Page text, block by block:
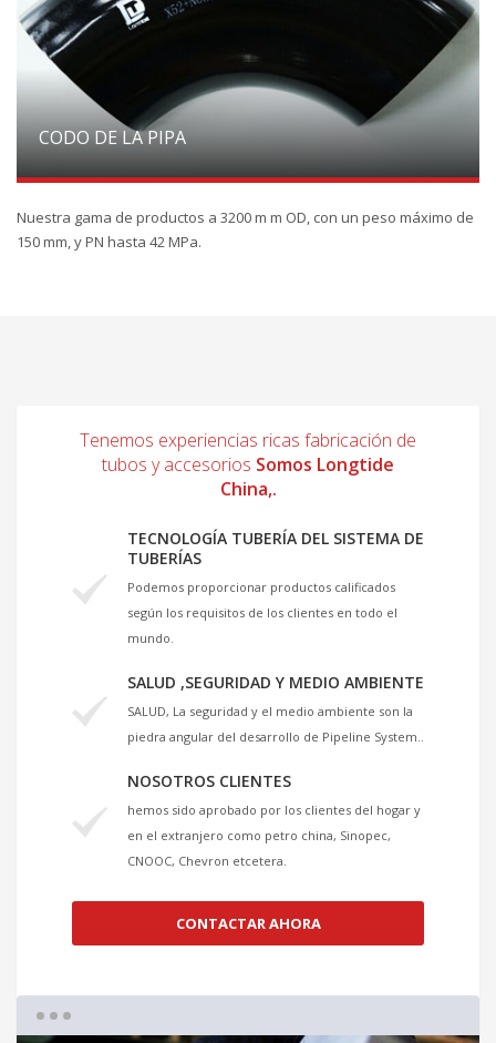
CODO DE LA PIPA
Nuestra gama de productos a 3200 m m OD, con un peso máximo de
150 mm, y PN hasta 42 MPa.
Tenemos experiencias ricas fabricación de
tubos y accesorios Somos Longtide
China,.
TECNOLOGÍA TUBERÍA DEL SISTEMA DE
TUBERÍAS
Podemos proporcionar productos calificados
según los requisitos de los clientes en todo el
mundo.
SALUD ,SEGURIDAD Y MEDIO AMBIENTE
SALUD, La seguridad y el medio ambiente son la
piedra angular del desarrollo de Pipeline System..
NOSOTROS CLIENTES
hemos sido aprobado por los clientes del hogar y
en el extranjero como petro china, Sinopec,
CNOOC, Chevron etcetera.
CONTACTAR AHORA